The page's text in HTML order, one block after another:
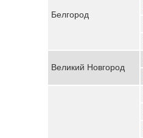
Белгород
Великий Новгород